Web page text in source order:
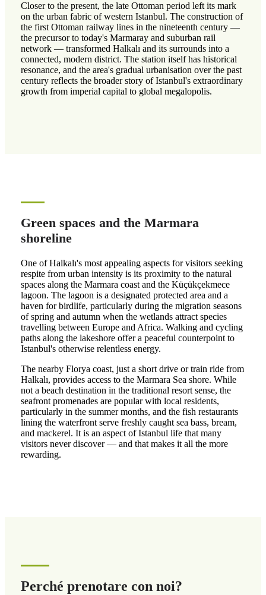
Closer to the present, the late Ottoman period left its mark
on the urban fabric of western Istanbul. The construction of
the first Ottoman railway lines in the nineteenth century —
the precursor to today's Marmaray and suburban rail
network — transformed Halkalı and its surrounds into a
connected, modern district. The station itself has historical
resonance, and the area's gradual urbanisation over the past
century reflects the broader story of Istanbul's extraordinary
growth from imperial capital to global megalopolis.
Green spaces and the Marmara
shoreline
One of Halkalı's most appealing aspects for visitors seeking
respite from urban intensity is its proximity to the natural
spaces along the Marmara coast and the Küçükçekmece
lagoon. The lagoon is a designated protected area and a
haven for birdlife, particularly during the migration seasons
of spring and autumn when the wetlands attract species
travelling between Europe and Africa. Walking and cycling
paths along the lakeshore offer a peaceful counterpoint to
Istanbul's otherwise relentless energy.
The nearby Florya coast, just a short drive or train ride from
Halkalı, provides access to the Marmara Sea shore. While
not a beach destination in the traditional resort sense, the
seafront promenades are popular with local residents,
particularly in the summer months, and the fish restaurants
lining the waterfront serve freshly caught sea bass, bream,
and mackerel. It is an aspect of Istanbul life that many
visitors never discover — and that makes it all the more
rewarding.
Perché prenotare con noi?